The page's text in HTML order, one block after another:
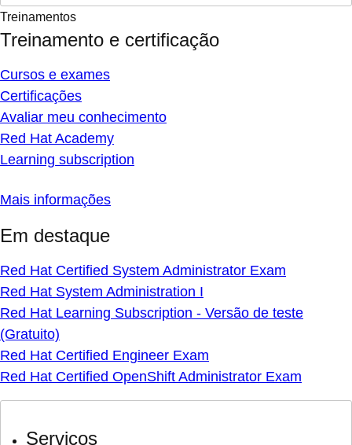
Treinamentos
Treinamento e certificação
Cursos e exames
Certificações
Avaliar meu conhecimento
Red Hat Academy
Learning subscription
Mais informações
Em destaque
Red Hat Certified System Administrator Exam
Red Hat System Administration I
Red Hat Learning Subscription - Versão de teste
(Gratuito)
Red Hat Certified Engineer Exam
Red Hat Certified OpenShift Administrator Exam
Serviços